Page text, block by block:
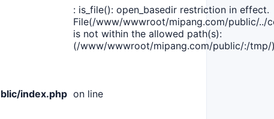
: is_file(): open_basedir restriction in effect.
File(/www/wwwroot/mipang.com/public/../
is not within the allowed path(s):
(/www/wwwroot/mipang.com/public/:/tmp/
index.php on line